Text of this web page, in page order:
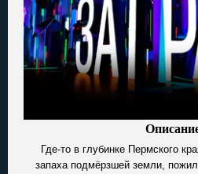
Где-то в глубинке Пермского
запаха подмёрзшей земли,